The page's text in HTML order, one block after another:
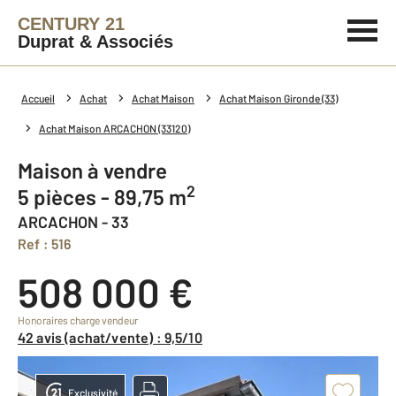
CENTURY 21
Duprat & Associés
Accueil Achat Achat Maison Achat Maison Gironde (33)
Achat Maison ARCACHON (33120)
Maison à vendre
5 pièces - 89,75 m2
ARCACHON - 33
Ref : 516
508 000 €
Honoraires charge vendeur
42 avis (achat/vente) : 9,5/10
Exclusivité